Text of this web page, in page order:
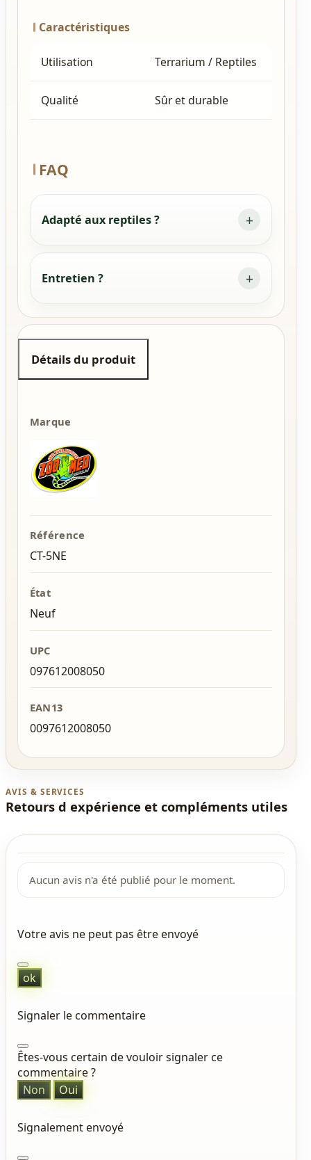
Caractéristiques
Utilisation Terrarium / Reptiles
Qualité Sûr et durable
FAQ
Adapté aux reptiles ?
Entretien ?
Détails du produit
Marque
Référence
CT-5NE
État
Neuf
UPC
097612008050
EAN13
0097612008050
AVIS & SERVICES
Retours d expérience et compléments utiles
Aucun avis n'a été publié pour le moment.
Votre avis ne peut pas être envoyé
ok
Signaler le commentaire
Êtes-vous certain de vouloir signaler ce
commentaire ?
Non
Oui
Signalement envoyé